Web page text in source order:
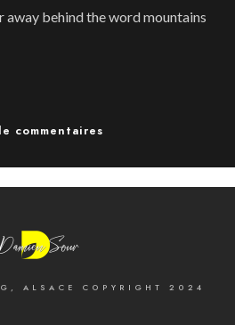
away behind the word mountains
commentaires
ALSACE COPYRIGHT 2024